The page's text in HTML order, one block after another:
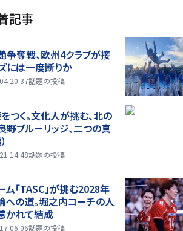
記事
争奪戦、欧州4クラブが接
には一度断りか
20:37話題の投稿
つく。文化人が挑む、北の
野ブルーリッジ、二つの真
14:48話題の投稿
ム「TASC」が挑む2028年
への道。堀之内コーチの人
かれて結成
06:06話題の投稿